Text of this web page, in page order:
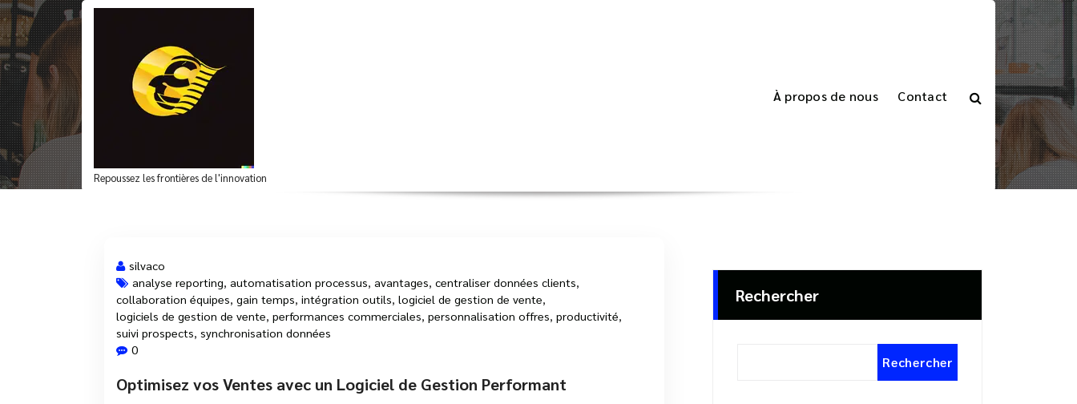
Aller
au
contenu
Repoussez les frontières de l'innovation
À propos de nous Contact
Optimisez vos Ventes avec un Logiciel de Gestion Performant
15 Mar, 2025
silvaco
analyse reporting, automatisation processus, avantages, centraliser données clients,
collaboration équipes, gain temps, intégration outils, logiciel de gestion de vente,
logiciels de gestion de vente, performances commerciales, personnalisation offres, productivité,
suivi prospects, synchronisation données
0
Optimisez vos Ventes avec un Logiciel de Gestion Performant
Rechercher
Rechercher